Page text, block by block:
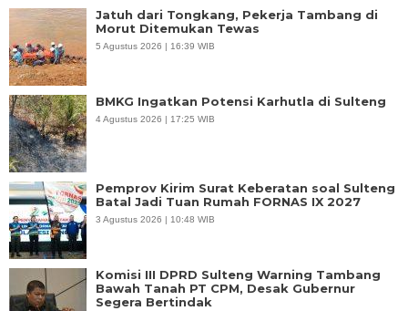
Jatuh dari Tongkang, Pekerja Tambang di
Morut Ditemukan Tewas
5 Agustus 2026 | 16:39 WIB
BMKG Ingatkan Potensi Karhutla di Sulteng
4 Agustus 2026 | 17:25 WIB
Pemprov Kirim Surat Keberatan soal Sulteng
Batal Jadi Tuan Rumah FORNAS IX 2027
3 Agustus 2026 | 10:48 WIB
Komisi III DPRD Sulteng Warning Tambang
Bawah Tanah PT CPM, Desak Gubernur
Segera Bertindak